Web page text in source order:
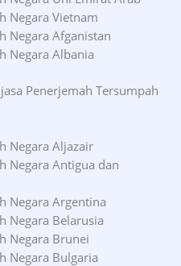
Negara Vietnam
Negara Afganistan
Negara Albania
Penerjemah Tersumpah
Negara Aljazair
Negara Antigua dan
Negara Argentina
Negara Belarusia
Negara Brunei
Negara Bulgaria